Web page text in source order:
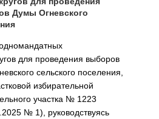
Думы Огневского
для проведения выборов
сельского поселения,
избирательной
участка № 1223
№ 1), руководствуясь